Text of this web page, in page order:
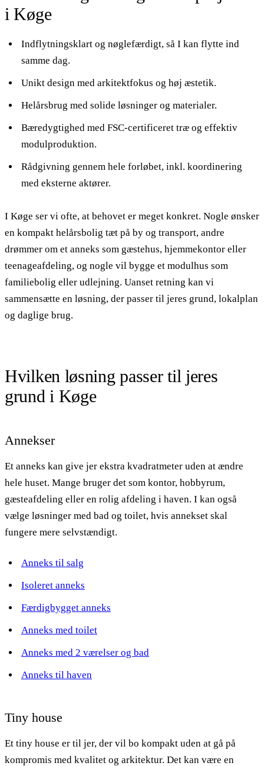
i Køge
Indflytningsklart og nøglefærdigt, så I kan flytte ind
samme dag.
Unikt design med arkitektfokus og høj æstetik.
Helårsbrug med solide løsninger og materialer.
Bæredygtighed med FSC-certificeret træ og effektiv
modulproduktion.
Rådgivning gennem hele forløbet, inkl. koordinering
med eksterne aktører.
I Køge ser vi ofte, at behovet er meget konkret. Nogle ønsker
en kompakt helårsbolig tæt på by og transport, andre
drømmer om et anneks som gæstehus, hjemmekontor eller
teenageafdeling, og nogle vil bygge et modulhus som
familiebolig eller udlejning. Uanset retning kan vi
sammensætte en løsning, der passer til jeres grund, lokalplan
og daglige brug.
Hvilken løsning passer til jeres
grund i Køge
Annekser
Et anneks kan give jer ekstra kvadratmeter uden at ændre
hele huset. Mange bruger det som kontor, hobbyrum,
gæsteafdeling eller en rolig afdeling i haven. I kan også
vælge løsninger med bad og toilet, hvis annekset skal
fungere mere selvstændigt.
Anneks til salg
Isoleret anneks
Færdigbygget anneks
Anneks med toilet
Anneks med 2 værelser og bad
Anneks til haven
Tiny house
Et tiny house er til jer, der vil bo kompakt uden at gå på
kompromis med kvalitet og arkitektur. Det kan være en